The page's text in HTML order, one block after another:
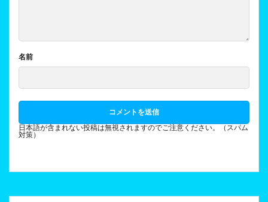
名前
日本語が含まれない投稿は無視されますのでご注意ください。（スパム
対策）